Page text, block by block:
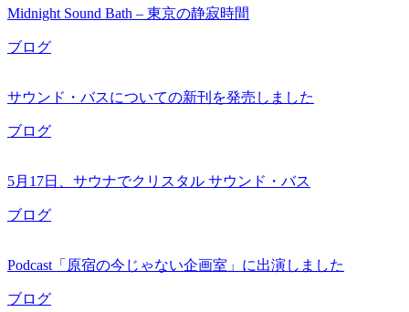
Midnight Sound Bath – 東京の静寂時間
ブログ
サウンド・バスについての新刊を発売しました
ブログ
5月17日、サウナでクリスタル サウンド・バス
ブログ
Podcast「原宿の今じゃない企画室」に出演しました
ブログ